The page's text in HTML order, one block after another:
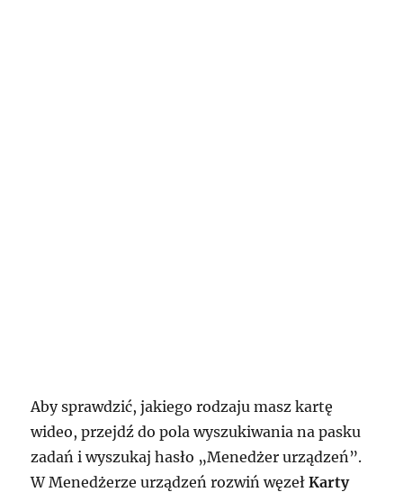
Aby sprawdzić, jakiego rodzaju masz kartę
wideo, przejdź do pola wyszukiwania na pasku
zadań i wyszukaj hasło „Menedżer urządzeń”.
W Menedżerze urządzeń rozwiń węzełKarty